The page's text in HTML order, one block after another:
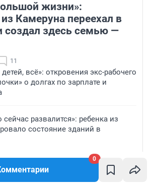
0
жизни»:
Камеруна переехал в
создал здесь семью —
11
всё»: откровения экс-рабочего
о долгах по зарплате и
сейчас развалится»: ребенка из
состояние зданий в
и играет в театре — что известно
оскандалившейся на